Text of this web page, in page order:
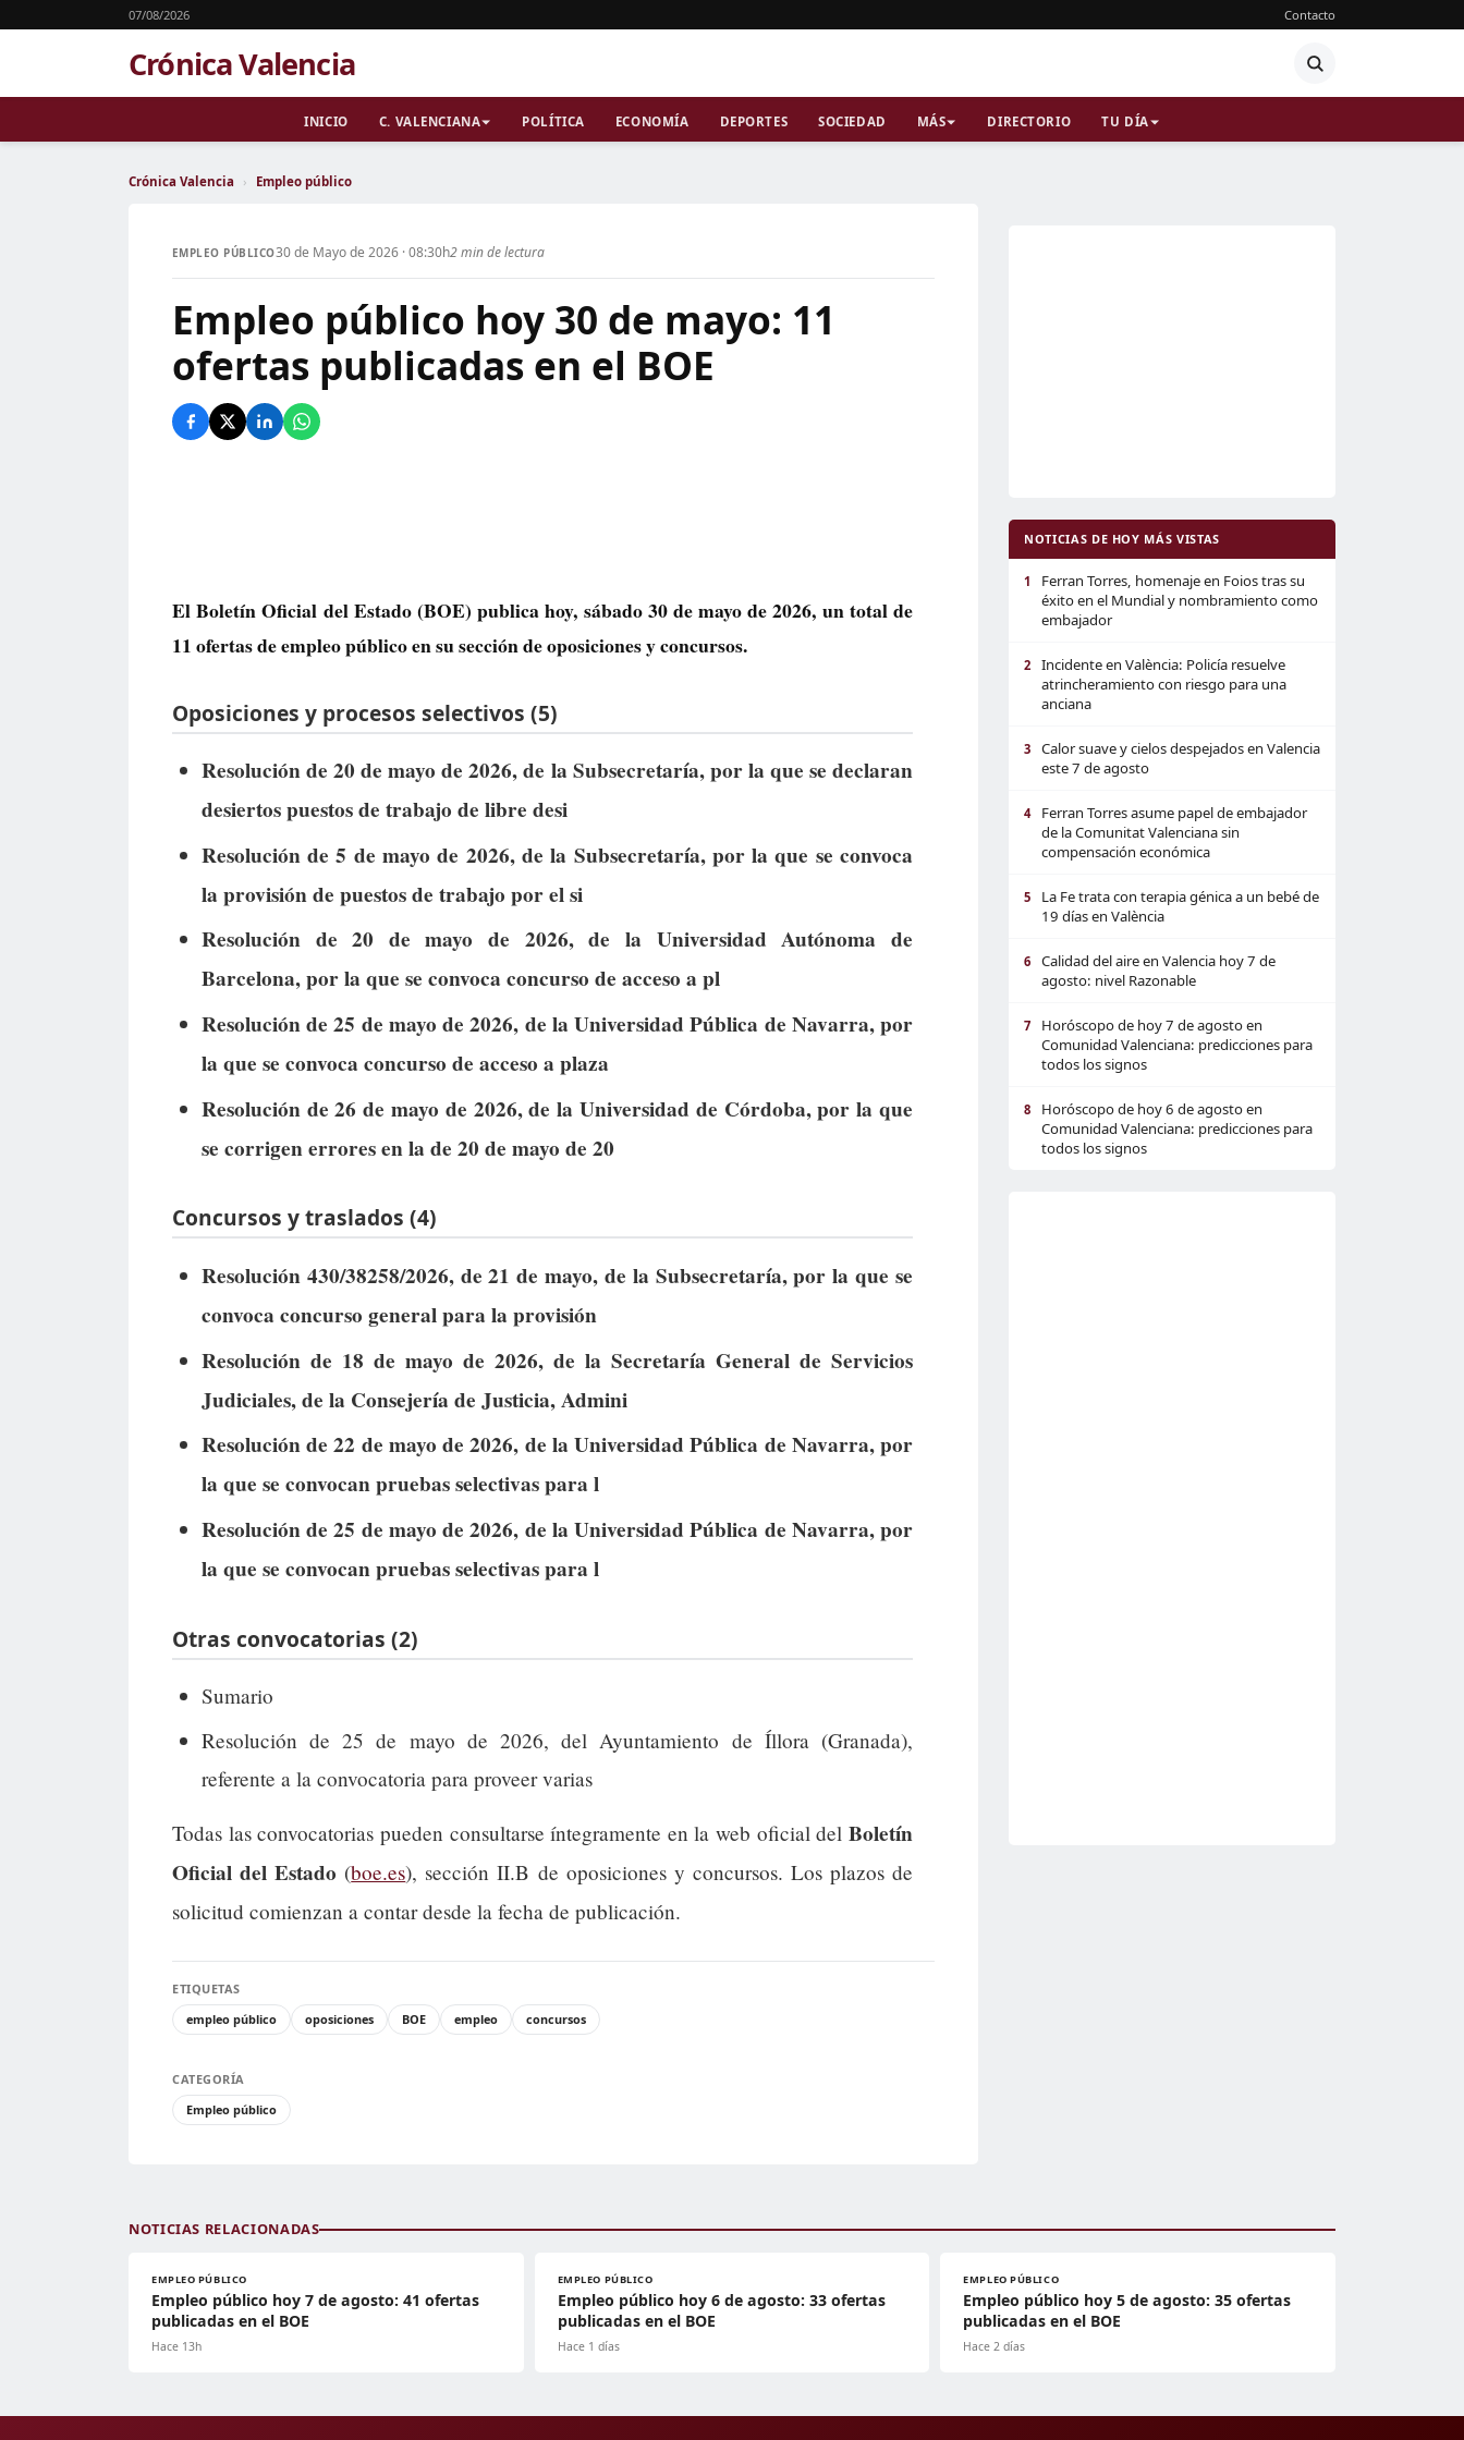
07/08/2026 Contacto
Crónica Valencia
INICIO C. VALENCIANA POLÍTICA ECONOMÍA DEPORTES SOCIEDAD MÁS DIRECTORIO TU DÍA
Crónica Valencia › Empleo público
EMPLEO PÚBLICO30 de Mayo de 2026 · 08:30h2 min de lectura
Empleo público hoy 30 de mayo: 11
ofertas publicadas en el BOE
El Boletín Oficial del Estado (BOE) publica hoy, sábado 30 de mayo de 2026, un total de
11 ofertas de empleo públicoen su sección de oposiciones y concursos.
Oposiciones y procesos selectivos (5)
Resolución de 20 de mayo de 2026, de la Subsecretaría, por la que se declaran
desiertos puestos de trabajo de libre desi
Resolución de 5 de mayo de 2026, de la Subsecretaría, por la que se convoca
la provisión de puestos de trabajo por el si
Resolución de 20 de mayo de 2026, de la Universidad Autónoma de
Barcelona, por la que se convoca concurso de acceso a pl
Resolución de 25 de mayo de 2026, de la Universidad Pública de Navarra, por
la que se convoca concurso de acceso a plaza
Resolución de 26 de mayo de 2026, de la Universidad de Córdoba, por la que
se corrigen errores en la de 20 de mayo de 20
Concursos y traslados (4)
Resolución 430/38258/2026, de 21 de mayo, de la Subsecretaría, por la que se
convoca concurso general para la provisión
Resolución de 18 de mayo de 2026, de la Secretaría General de Servicios
Judiciales, de la Consejería de Justicia, Admini
Resolución de 22 de mayo de 2026, de la Universidad Pública de Navarra, por
la que se convocan pruebas selectivas para l
Resolución de 25 de mayo de 2026, de la Universidad Pública de Navarra, por
la que se convocan pruebas selectivas para l
Otras convocatorias (2)
Sumario
Resolución de 25 de mayo de 2026, del Ayuntamiento de Íllora (Granada),
referente a la convocatoria para proveer varias
Todas las convocatorias pueden consultarse íntegramente en la web oficial del Boletín
Oficial del Estado (boe.es), sección II.B de oposiciones y concursos. Los plazos de
solicitud comienzan a contar desde la fecha de publicación.
ETIQUETAS
empleo público
oposiciones BOE empleo concursos
CATEGORÍA
Empleo público
NOTICIAS DE HOY MÁS VISTAS
1
Ferran Torres, homenaje en Foios tras su
éxito en el Mundial y nombramiento como
embajador
2
Incidente en València: Policía resuelve
atrincheramiento con riesgo para una
anciana
3
Calor suave y cielos despejados en Valencia
este 7 de agosto
4
Ferran Torres asume papel de embajador
de la Comunitat Valenciana sin
compensación económica
5
La Fe trata con terapia génica a un bebé de
19 días en València
6
Calidad del aire en Valencia hoy 7 de
agosto: nivel Razonable
7
Horóscopo de hoy 7 de agosto en
Comunidad Valenciana: predicciones para
todos los signos
8
Horóscopo de hoy 6 de agosto en
Comunidad Valenciana: predicciones para
todos los signos
NOTICIAS RELACIONADAS
EMPLEO PÚBLICO
Empleo público hoy 7 de agosto: 41 ofertas
publicadas en el BOE
Hace 13h
EMPLEO PÚBLICO
Empleo público hoy 6 de agosto: 33 ofertas
publicadas en el BOE
Hace 1 días
EMPLEO PÚBLICO
Empleo público hoy 5 de agosto: 35 ofertas
publicadas en el BOE
Hace 2 días